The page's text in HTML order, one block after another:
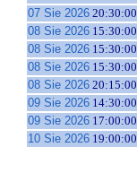
07 Sie 2026 20:30:00
08 Sie 2026 15:30:00
08 Sie 2026 15:30:00
08 Sie 2026 15:30:00
08 Sie 2026 20:15:00
09 Sie 2026 14:30:00
09 Sie 2026 17:00:00
10 Sie 2026 19:00:00